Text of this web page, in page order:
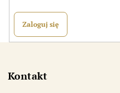
y
Zaloguj się
Kontakt